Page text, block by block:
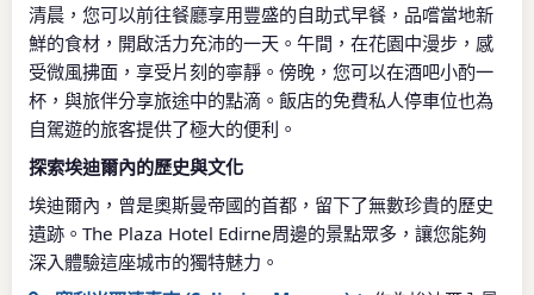
清晨，您可以前往餐廳享用豐盛的自助式早餐，品嚐當地新
鮮的食材，開啟活力充沛的一天。午間，在花園中漫步，感
受微風拂面，享受片刻的寧靜。傍晚，您可以在酒吧小酌一
杯，與旅伴分享旅途中的點滴。飯店的免費私人停車位也為
自駕遊的旅客提供了極大的便利。
探索埃迪爾內的歷史與文化
埃迪爾內，曾是奧斯曼帝國的首都，留下了無數珍貴的歷史
遺跡。The Plaza Hotel Edirne周邊的景點眾多，讓您能夠
深入體驗這座城市的獨特魅力。